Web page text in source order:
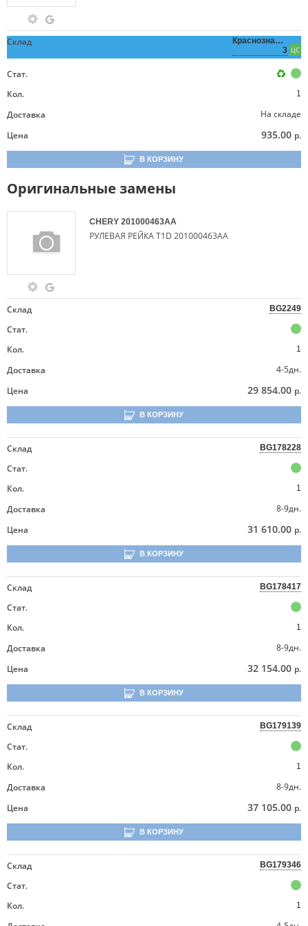
Склад
Краснознаменная,
3 ЦС
Стат.
Кол.
1
Доставка
На складе
Цена
935.00 р.
В КОРЗИНУ
Оригинальные замены
CHERY 201000463AA
РУЛЕВАЯ РЕЙКА T1D 201000463AA
Склад BG2249
Стат.
Кол.
1
Доставка
4-5дн.
Цена
29 854.00 р.
В КОРЗИНУ
Склад BG178228
Стат.
Кол.
1
Доставка
8-9дн.
Цена
31 610.00 р.
В КОРЗИНУ
Склад BG178417
Стат.
Кол.
1
Доставка
8-9дн.
Цена
32 154.00 р.
В КОРЗИНУ
Склад BG179139
Стат.
Кол.
1
Доставка
8-9дн.
Цена
37 105.00 р.
В КОРЗИНУ
Склад BG179346
Стат.
Кол.
1